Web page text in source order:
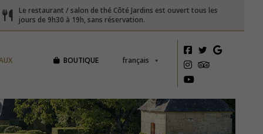
Le restaurant / salon de thé Côté Jardins est ouvert tous les
jours de 9h30 à 19h, sans réservation.
français
BOUTIQUE